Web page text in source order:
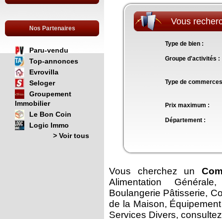
Nos Partenaires
Paru-vendu
Top-annonces
Evrovilla
Seloger
Groupement
Immobilier
Le Bon Coin
Logic Immo
> Voir tous
Vous
Type de bien :
Groupe d'activités
Type de
Prix maximum :
Département :
Vous cherchez un
Alimentation
Boulangerie Pâtisserie,
de la Maison,
Services Divers,